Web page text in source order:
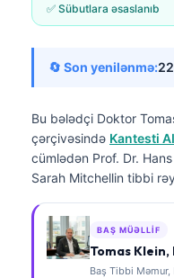
✅ Sübutlara əsaslanıb
🔄 Son yenilənmə:
Bu bələdçi Doktor
çərçivəsində Kantesti
cümlədən Prof. Dr.
Sarah Mitchellin tibbi
BAŞ MÜƏLLIF
Tomas Klein,
Baş Tibbi Məmur,